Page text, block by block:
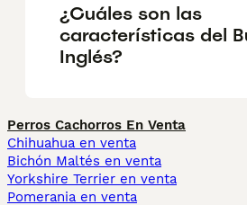
¿Cuáles son las
características del
Inglés?
Perros Cachorros En Venta
Chihuahua en venta
Bichón Maltés en venta
Yorkshire Terrier en venta
Pomerania en venta